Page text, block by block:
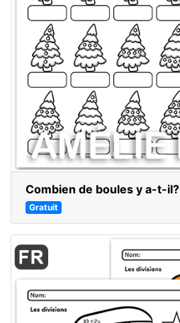
Combien de boules y a-t-il?
Gratuit